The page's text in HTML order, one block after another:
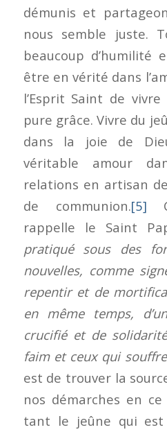
démunis et
nous semble juste.
beaucoup d’humilité
être en vérité dans
l’Esprit Saint de
pure grâce. Vivre du
dans la joie de
véritable amour
relations en artisan
de communion.[5]
rappelle le Saint
pratiqué sous des
nouvelles, comme
repentir et de
en même temps,
crucifié et de
faim et ceux qui
est de trouver la
nos démarches en ce
tant le jeûne qui est